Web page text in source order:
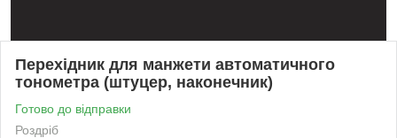
Перехідник для манжети автоматичного
тонометра (штуцер, наконечник)
Готово до відправки
Роздріб